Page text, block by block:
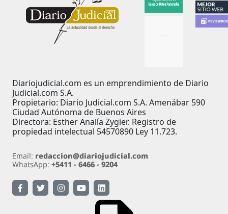
Diariojudicial.com es un emprendimiento de Diario
Judicial.com S.A.
Propietario: Diario Judicial.com S.A. Amenábar 590
Ciudad Autónoma de Buenos Aires
Directora: Esther Analía Zygier. Registro de
propiedad intelectual 54570890 Ley 11.723.